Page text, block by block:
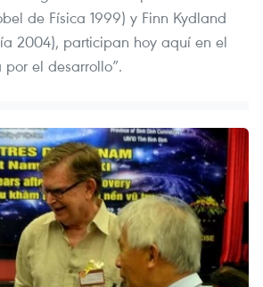
de Física 1999) y Finn Kydland
2004), participan hoy aquí en el
el desarrollo”.